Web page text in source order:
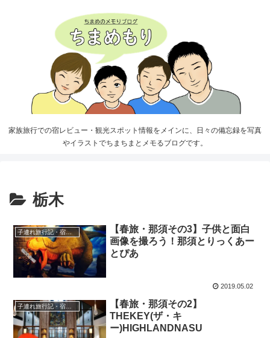
家族旅行での宿レビュー・観光スポット情報をメインに、日々の備忘録を写真
やイラストでちまちまとメモるブログです。
栃木
子連れ旅行記・宿泊記
【春旅・那須その3】子供と面白
画像を撮ろう！那須とりっくあー
とぴあ
2019.05.02
子連れ旅行記・宿泊記
【春旅・那須その2】
THEKEY(ザ・キ
ー)HIGHLANDNASU